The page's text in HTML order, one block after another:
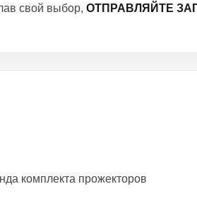
свой выбор,ОТПРАВЛЯЙТЕ